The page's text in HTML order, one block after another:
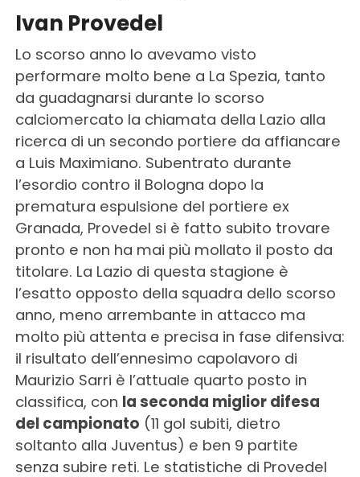
Ivan Provedel
Lo scorso anno lo avevamo visto
performare molto bene a La Spezia, tanto
da guadagnarsi durante lo scorso
calciomercato la chiamata della Lazio alla
ricerca di un secondo portiere da affiancare
a Luis Maximiano. Subentrato durante
l’esordio contro il Bologna dopo la
prematura espulsione del portiere ex
Granada, Provedel si è fatto subito trovare
pronto e non ha mai più mollato il posto da
titolare. La Lazio di questa stagione è
l’esatto opposto della squadra dello scorso
anno, meno arrembante in attacco ma
molto più attenta e precisa in fase difensiva:
il risultato dell’ennesimo capolavoro di
Maurizio Sarri è l’attuale quarto posto in
classifica, con la seconda miglior difesa
del campionato (11 gol subiti, dietro
soltanto alla Juventus) e ben 9 partite
senza subire reti. Le statistiche di Provedel